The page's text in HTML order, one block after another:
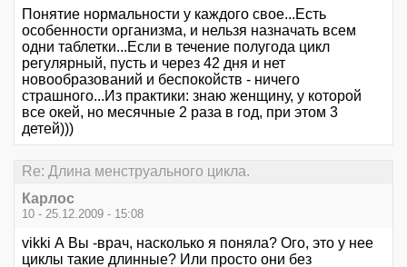
Понятие нормальности у каждого свое...Есть
особенности организма, и нельзя назначать всем
одни таблетки...Если в течение полугода цикл
регулярный, пусть и через 42 дня и нет
новообразований и беспокойств - ничего
страшного...Из практики: знаю женщину, у которой
все окей, но месячные 2 раза в год, при этом 3
детей)))
Re: Длина менструального цикла.
Карлос
10 - 25.12.2009 - 15:08
vikki А Вы -врач, насколько я поняла? Ого, это у нее
циклы такие длинные? Или просто они без